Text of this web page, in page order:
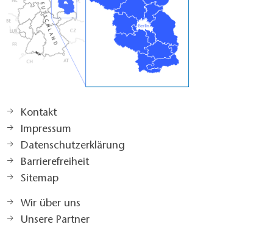
Kontakt
Impressum
Datenschutzerklärung
Barrierefreiheit
Sitemap
Wir über uns
Unsere Partner